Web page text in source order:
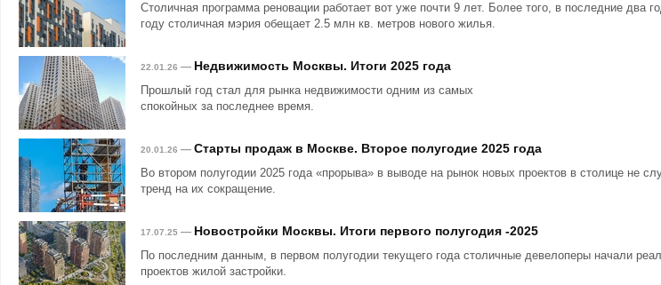
Столичная программа реновации работает вот уже почти 9 лет. Более того, в последние два
году столичная мэрия обещает 2.5 млн кв. метров нового жилья.
22.01.26 — Недвижимость Москвы. Итоги 2025 года
Прошлый год стал для рынка недвижимости одним из самых
спокойных за последнее время.
20.01.26 — Старты продаж в Москве. Второе полугодие 2025 года
Во втором полугодии 2025 года «прорыва» в выводе на рынок новых проектов в столице не
тренд на их сокращение.
17.07.25 — Новостройки Москвы. Итоги первого полугодия -2025
По последним данным, в первом полугодии текущего года столичные девелоперы начали
проектов жилой застройки.